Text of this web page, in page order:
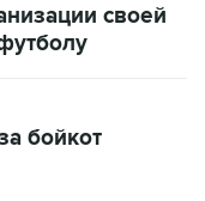
своей
бойкот